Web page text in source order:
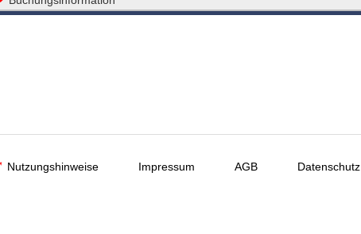
Nutzungshinweise Impressum AGB Datenschutz